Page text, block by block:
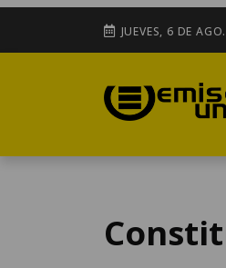
JUEVES, 6 DE